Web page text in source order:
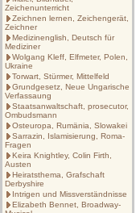
Zeichenunterricht
Zeichnen lernen, Zeichengerät,
Zeichner
Medizinenglish, Deutsch für
Mediziner
Wolgang Kleff, Elfmeter, Polen,
Ukraine
Torwart, Stürmer, Mittelfeld
Grundgesetz, Neue Ungarische
Verfassaung
Staatsanwaltschaft, prosecutor,
Ombudsmann
Osteuropa, Rumänia, Slowakei
Sarrazin, Islamisierung, Roma-
Fragen
Keira Knightley, Colin Firth,
Austen
Heiratsthema, Grafschaft
Derbyshire
Intrigen und Missverständnisse
Elizabeth Bennet, Broadway-